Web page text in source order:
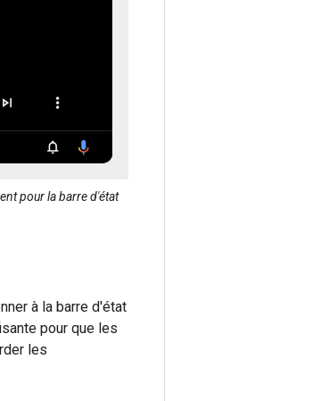
pour la barre d'état
à la barre d'état
pour que les
les